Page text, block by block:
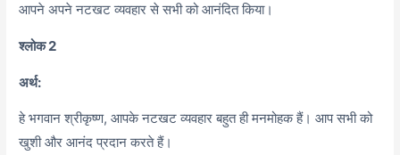
आपने अपने नटखट व्यवहार से सभी को आनंदित किया।
श्लोक 2
अर्थ:
हे भगवान श्रीकृष्ण, आपके नटखट व्यवहार बहुत ही मनमोहक हैं। आप सभी को
खुशी और आनंद प्रदान करते हैं।